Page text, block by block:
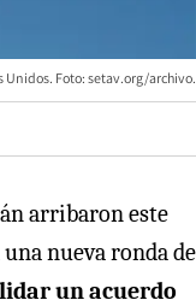
Unidos. Foto: setav.org/archivo.
arribaron este
nueva ronda de
un acuerdo